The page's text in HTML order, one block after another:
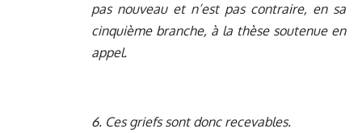
pas nouveau et n’est pas contraire, en sa
cinquième branche, à la thèse soutenue en
appel.
6. Ces griefs sont donc recevables.